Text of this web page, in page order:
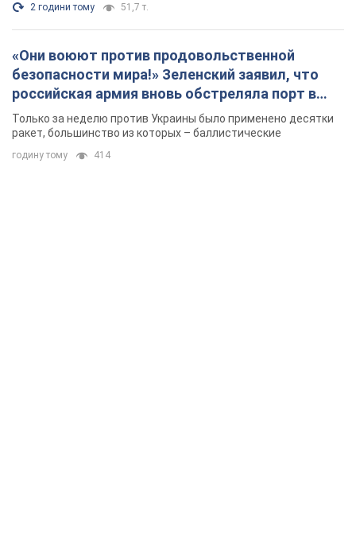
2 години тому 51,7 т.
«Они воюют против продовольственной
безопасности мира!» Зеленский заявил, что
российская армия вновь обстреляла порт в
Одессе
Только за неделю против Украины было применено десятки
ракет, большинство из которых – баллистические
годину тому 414